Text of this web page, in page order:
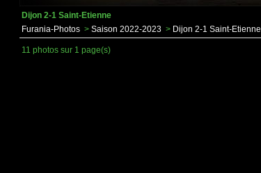
Dijon 2-1 Saint-Etienne
Furania-Photos > Saison 2022-2023 > Dijon 2-1 Saint-Etienne
11 photos sur 1 page(s)